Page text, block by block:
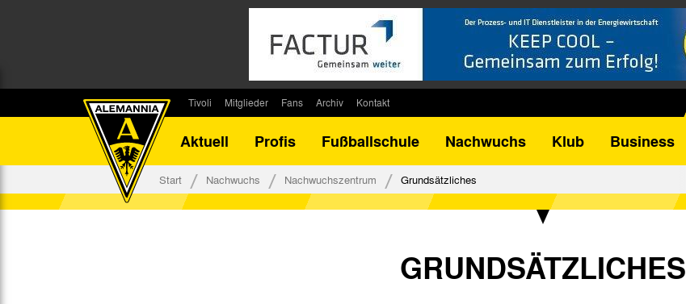
Tivoli
Stadionsprecher
Mitglieder
Kontakt
Fans
Fanbeirat
Fan-Klubs
Archiv
Bilanz DFB-Pokal
Kontakt
Aktuell
Profis Fußballschule Nachwuchs Klub Business
Start Nachwuchs Nachwuchszentrum Grundsätzliches
GRUNDSÄTZLICHES